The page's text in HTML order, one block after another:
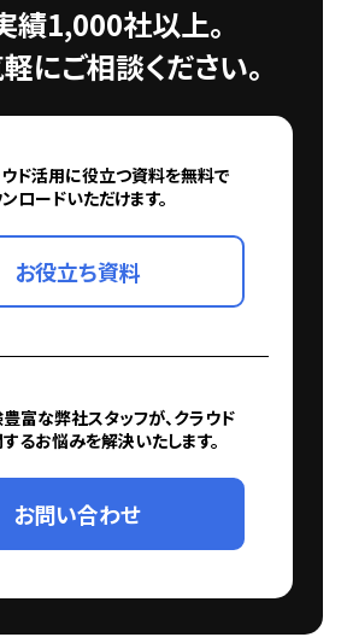
績1,000社以上。
にご相談ください。
ド活用に役立つ資料を無料で
ロードいただけます。
お役立ち資料
富な弊社スタッフが、クラウド
るお悩みを解決いたします。
お問い合わせ